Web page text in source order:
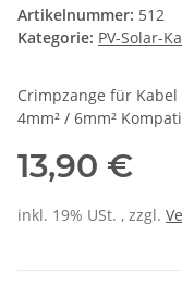
Artikelnummer: 512
Kategorie: PV-Solar-
Crimpzange für
4mm² / 6mm²
13,90 €
inkl. 19% USt. , zzgl.